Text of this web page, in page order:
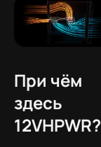
При чём
здесь
12VHPWR?